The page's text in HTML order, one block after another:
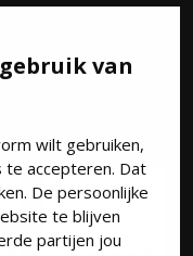
van
wilt gebruiken,
te accepteren. Dat
De persoonlijke
te blijven
partijen jou